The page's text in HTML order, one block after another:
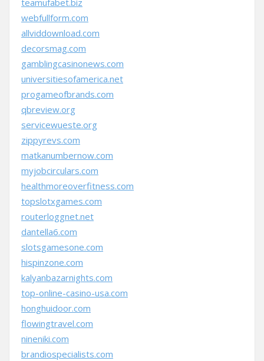
teamufabet.biz
webfullform.com
allviddownload.com
decorsmag.com
gamblingcasinonews.com
universitiesofamerica.net
progameofbrands.com
qbreview.org
servicewueste.org
zippyrevs.com
matkanumbernow.com
myjobcirculars.com
healthmoreoverfitness.com
topslotxgames.com
routerloggnet.net
dantella6.com
slotsgamesone.com
hispinzone.com
kalyanbazarnights.com
top-online-casino-usa.com
honghuidoor.com
flowingtravel.com
nineniki.com
brandiospecialists.com